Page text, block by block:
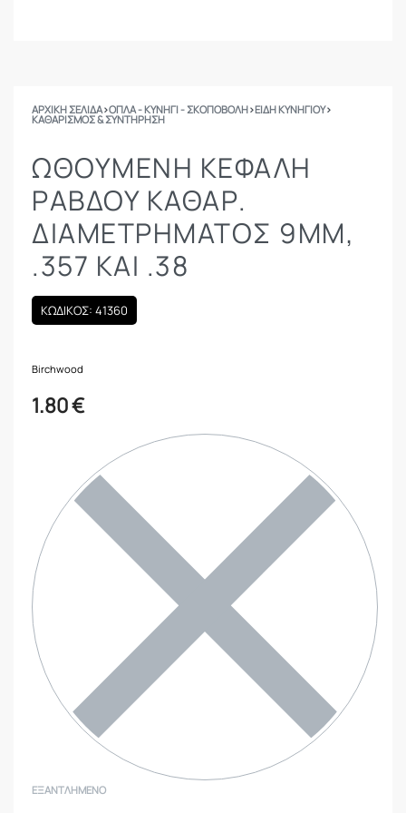
ΑΡΧΙΚΉ ΣΕΛΊΔΑ›ΟΠΛΑ - ΚΥΝΗΓΙ - ΣΚΟΠΟΒΟΛΗ›ΕΙΔΗ ΚΥΝΗΓΙΟΥ›
ΚΑΘΑΡΙΣΜΌΣ & ΣΥΝΤΉΡΗΣΗ
ΩΘΟΎΜΕΝΗ ΚΕΦΑΛΉ
ΡΆΒΔΟΥ ΚΑΘΑΡ.
ΔΙΑΜΕΤΡΉΜΑΤΟΣ 9MM,
.357 ΚΑΙ .38
ΚΩΔΙΚΟΣ: 41360
Birchwood
1.80€
ΕΞΑΝΤΛΗΜΈΝΟ